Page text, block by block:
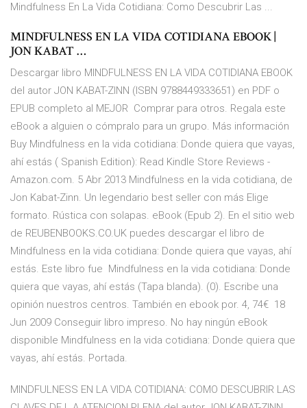
Mindfulness En La Vida Cotidiana: Como Descubrir Las ...
MINDFULNESS EN LA VIDA COTIDIANA EBOOK |
JON KABAT …
Descargar libro MINDFULNESS EN LA VIDA COTIDIANA EBOOK
del autor JON KABAT-ZINN (ISBN 9788449333651) en PDF o
EPUB completo al MEJOR Comprar para otros. Regala este
eBook a alguien o cómpralo para un grupo. Más información
Buy Mindfulness en la vida cotidiana: Donde quiera que vayas,
ahí estás ( Spanish Edition): Read Kindle Store Reviews -
Amazon.com. 5 Abr 2013 Mindfulness en la vida cotidiana, de
Jon Kabat-Zinn. Un legendario best seller con más Elige
formato. Rústica con solapas. eBook (Epub 2). En el sitio web
de REUBENBOOKS.CO.UK puedes descargar el libro de
Mindfulness en la vida cotidiana: Donde quiera que vayas, ahí
estás. Este libro fue Mindfulness en la vida cotidiana: Donde
quiera que vayas, ahí estás (Tapa blanda). (0). Escribe una
opinión nuestros centros. También en ebook por. 4, 74€ 18
Jun 2009 Conseguir libro impreso. No hay ningún eBook
disponible Mindfulness en la vida cotidiana: Donde quiera que
vayas, ahí estás. Portada.
MINDFULNESS EN LA VIDA COTIDIANA: COMO DESCUBRIR LAS